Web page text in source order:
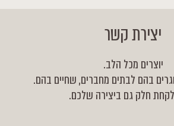
יצירת קשר
יוצרים מכל הלב.
בהם לבתים מחברים, שחיים בהם.
חלק גם ביצירה שלכם.